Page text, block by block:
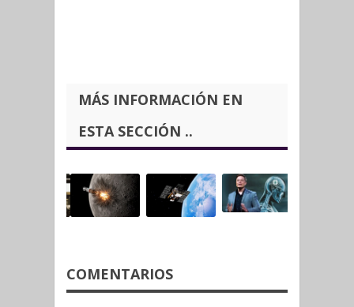
MÁS INFORMACIÓN EN
ESTA SECCIÓN ..
COMENTARIOS